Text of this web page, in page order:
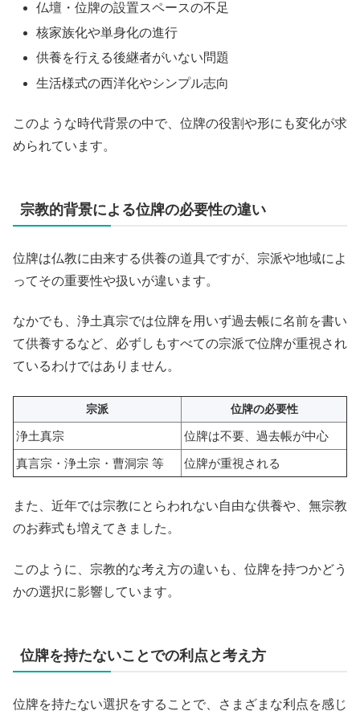
仏壇・位牌の設置スペースの不足
核家族化や単身化の進行
供養を行える後継者がいない問題
生活様式の西洋化やシンプル志向
このような時代背景の中で、位牌の役割や形にも変化が求
められています。
宗教的背景による位牌の必要性の違い
位牌は仏教に由来する供養の道具ですが、宗派や地域によ
ってその重要性や扱いが違います。
なかでも、浄土真宗では位牌を用いず過去帳に名前を書い
て供養するなど、必ずしもすべての宗派で位牌が重視され
ているわけではありません。
宗派 位牌の必要性
浄土真宗
位牌は不要、過去帳が中心
真言宗・浄土宗・曹洞宗 等
位牌が重視される
また、近年では宗教にとらわれない自由な供養や、無宗教
のお葬式も増えてきました。
このように、宗教的な考え方の違いも、位牌を持つかどう
かの選択に影響しています。
位牌を持たないことでの利点と考え方
位牌を持たない選択をすることで、さまざまな利点を感じ